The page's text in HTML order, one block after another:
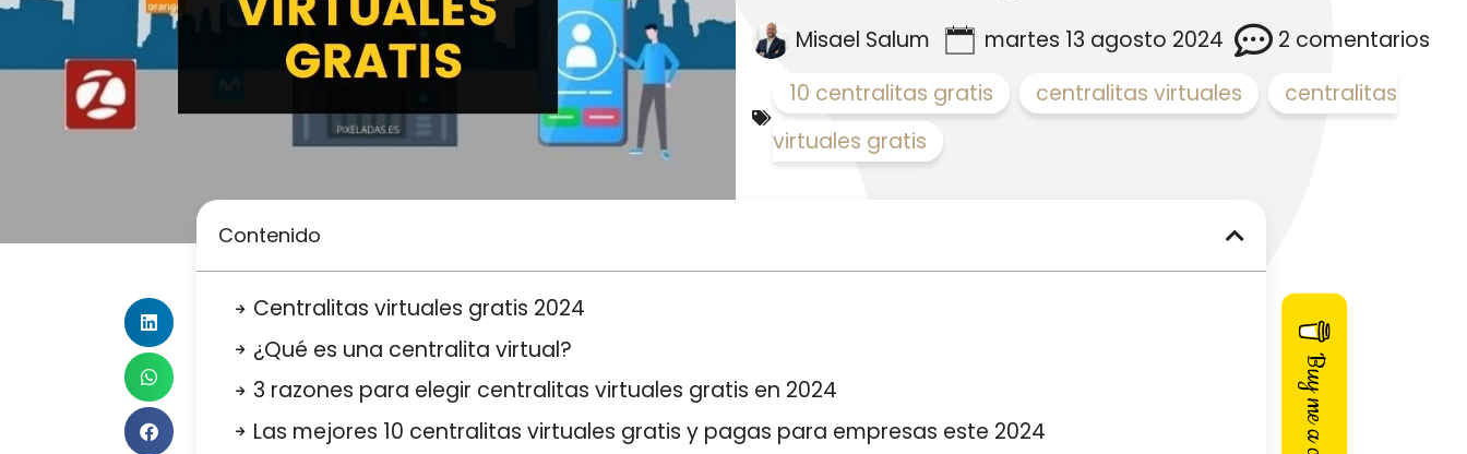
Misael Salum martes 13 agosto 2024
2 comentarios
10 centralitas gratis
, centralitas virtuales , centralitas
virtuales gratis
Contenido
Centralitas virtuales gratis 2024
¿Qué es una centralita virtual?
3 razones para elegir centralitas virtuales gratis en 2024
Las mejores 10 centralitas virtuales gratis y pagas para empresas este 2024
Buy me a coffe